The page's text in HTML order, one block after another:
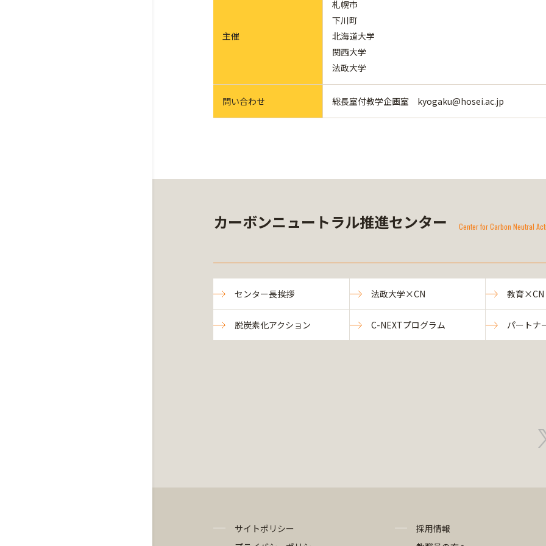
主催
札幌市
下川町
北海道大学
関西大学
法政大学
問い合わせ 総長室付教学企画室 kyogaku@hosei.ac.jp
カーボンニュートラル推進センター Center for Carbon Neutral
センター長挨拶 法政大学×CN 教育×CN
脱炭素化アクション C-NEXTプログラム パートナ
サイトポリシー
採用情報